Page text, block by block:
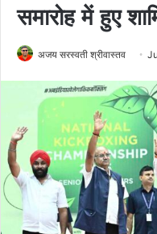
समारोह में हुए
अजय सरस्वती श्रीवास्तव